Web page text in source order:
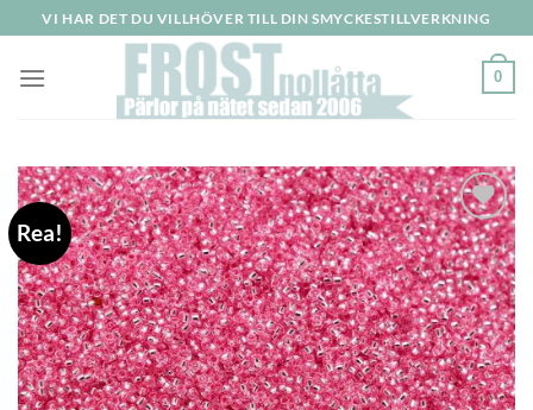
to
content
VI HAR DET DU VILLHÖVER TILL DIN SMYCKESTILLVERKNING
0
Rea!
Lägg
till i
önskelistan